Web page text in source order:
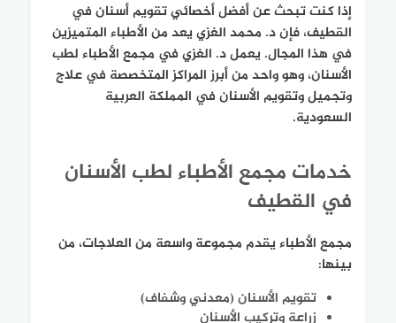
إذا كنت تبحث عن أفضل أخصائي تقويم أسنان في
القطيف، فإن د. محمد الغزي يعد من الأطباء المتميزين
في هذا المجال. يعمل د. الغزي في مجمع الأطباء لطب
الأسنان، وهو واحد من أبرز المراكز المتخصصة في علاج
وتجميل وتقويم الأسنان في المملكة العربية
السعودية.
خدمات مجمع الأطباء لطب الأسنان
في القطيف
مجمع الأطباء يقدم مجموعة واسعة من العلاجات، من
بينها:
تقويم الأسنان (معدني وشفاف)
زراعة وتركيب الأسنان